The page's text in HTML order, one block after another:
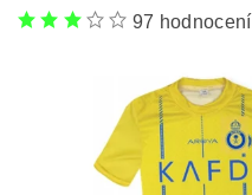
97 hodnocení